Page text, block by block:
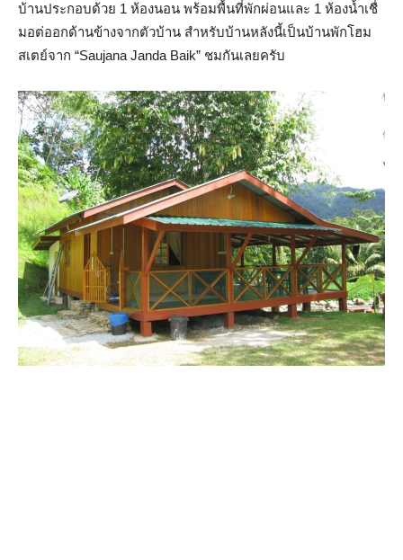
บ้านประกอบด้วย 1 ห้องนอน พร้อมพื้นที่พักผ่อนและ 1 ห้องน้ำเชื่
มอต่ออกด้านข้างจากตัวบ้าน สำหรับบ้านหลังนี้เป็นบ้านพักโฮม
สเตย์จาก “Saujana Janda Baik” ชมกันเลยครับ